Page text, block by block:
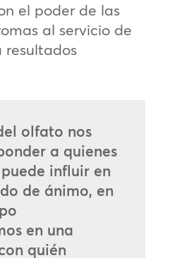
el poder de las
al servicio de
olfato nos
a quienes
influir en
de ánimo, en
en una
quién